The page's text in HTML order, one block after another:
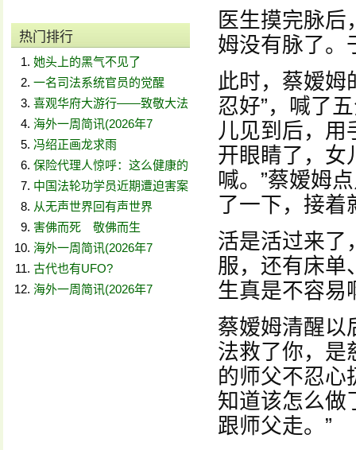
热门排行
她头上的黑气不见了
一名司法系统官员的觉醒
喜观华府大游行——致敬大法
海外一周简讯(2026年7
冯绍正画龙求雨
保险代理人惊呼：这么健康的
中国法轮功学员近期遭迫害案
从无声世界回有声世界
害佛而死 敬佛而生
海外一周简讯(2026年7
古代也有UFO?
海外一周简讯(2026年7
医生摸完脉
姆没有脉了。
此时，蔡嫒姆
忍好”，喊了
儿见到后，用
开眼睛了，女
喊。”蔡嫒姆
了一下，接着
活是活过来了
服，还有床单
生真是不容易
蔡嫒姆清醒以
法救了你，是
的师父不忍心
知道该怎么做
跟师父走。”